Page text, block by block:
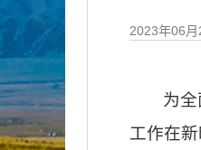
2023年06
为
工作在